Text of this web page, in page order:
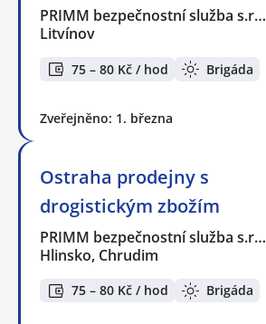
PRIMM bezpečnostní služba s.r…
Litvínov
75 – 80 Kč / hod Brigáda
Zveřejněno: 1. března
Ostraha prodejny s
drogistickým zbožím
PRIMM bezpečnostní služba s.r…
Hlinsko, Chrudim
75 – 80 Kč / hod Brigáda